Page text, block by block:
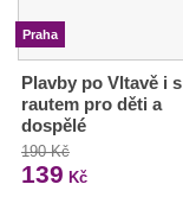
Praha
Plavby po Vltavě i s
rautem pro děti a
dospělé
190 Kč
139 Kč